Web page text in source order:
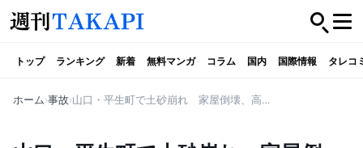
トップ ランキング 新着 無料マンガ コラム 国内 国際情報 タレコ
ホーム 事故 山口・平生町で土砂崩れ 家屋倒壊、高齢男性1人が生き埋めか